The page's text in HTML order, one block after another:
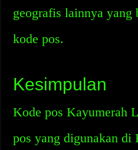
geografis lainnya yang
kode pos.
Kesimpulan
Kode pos Kayumerah
pos yang digunakan di